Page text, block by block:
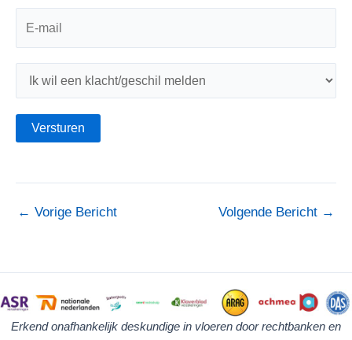
← Vorige Bericht Volgende Bericht →
Erkend onafhankelijk deskundige in vloeren door rechtbanken en